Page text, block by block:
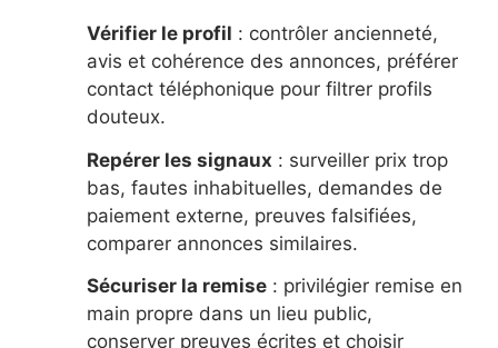
Vérifier le profil : contrôler ancienneté,
avis et cohérence des annonces, préférer
contact téléphonique pour filtrer profils
douteux.
Repérer les signaux : surveiller prix trop
bas, fautes inhabituelles, demandes de
paiement externe, preuves falsifiées,
comparer annonces similaires.
Sécuriser la remise : privilégier remise en
main propre dans un lieu public,
conserver preuves écrites et choisir